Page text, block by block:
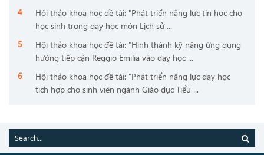
Hội thảo khoa học đề tài: "Phát triển năng lực tin học cho
học sinh trong dạy học môn Lịch sử ...
Hội thảo khoa học đề tài: "Hình thành kỹ năng ứng dụng
hướng tiếp cận Reggio Emilia vào dạy học ...
Hội thảo khoa học đề tài: "Phát triển năng lực dạy học
tích hợp cho sinh viên ngành Giáo dục Tiểu ...